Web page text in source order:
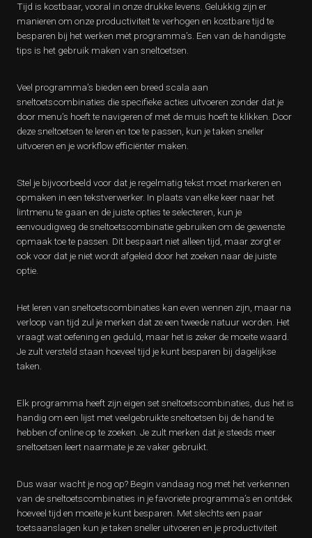
Tijd is kostbaar, vooral in onze drukke levens. Gelukkig zijn er
manieren om onze productiviteit te verhogen en kostbare tijd te
besparen bij het werken met programma’s. Een van de handigste
tips is het gebruik maken van sneltoetsen.
Veel programma’s bieden een breed scala aan
sneltoetscombinaties die specifieke acties uitvoeren zonder dat je
door menu’s hoeft te navigeren of met de muis hoeft te klikken. Door
deze sneltoetsen te leren en toe te passen, kun je taken sneller
uitvoeren en je workflow efficiënter maken.
Stel je bijvoorbeeld voor dat je regelmatig tekst moet markeren en
opmaken in een tekstverwerker. In plaats van elke keer naar het
lintmenu te gaan en de juiste opties te selecteren, kun je
eenvoudigweg de sneltoetscombinatie gebruiken om de gewenste
opmaak toe te passen. Dit bespaart niet alleen tijd, maar zorgt er
ook voor dat je niet wordt afgeleid door het zoeken naar de juiste
optie.
Het leren van sneltoetscombinaties kan even wennen zijn, maar na
verloop van tijd zul je merken dat ze een tweede natuur worden. Het
vraagt wat oefening en geduld, maar het is zeker de moeite waard.
Je zult versteld staan ​​hoeveel tijd je kunt besparen bij dagelijkse
taken.
Elk programma heeft zijn eigen set sneltoetscombinaties, dus het is
handig om een lijst met veelgebruikte sneltoetsen bij de hand te
hebben of online op te zoeken. Je zult merken dat je steeds meer
sneltoetsen leert naarmate je ze vaker gebruikt.
Dus waar wacht je nog op? Begin vandaag nog met het verkennen
van de sneltoetscombinaties in je favoriete programma’s en ontdek
hoeveel tijd en moeite je kunt besparen. Met slechts een paar
toetsaanslagen kun je taken sneller uitvoeren en je productiviteit